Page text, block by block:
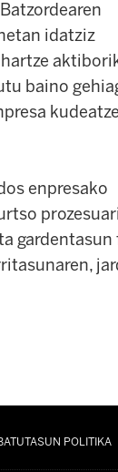
idatziz
baino
enpresako
gardentasun
POLITIKA